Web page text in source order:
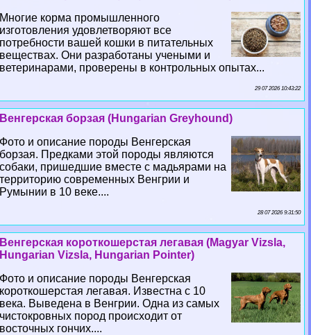
Многие корма промышленного
изготовления удовлетворяют все
потребности вашей кошки в питательных
веществах. Они разработаны учеными и
ветеринарами, проверены в контрольных опытах...
29 07 2026 10:43:22
Венгерская борзая (Hungarian Greyhound)
Фото и описание породы Венгерская
борзая. Предками этой породы являются
собаки, пришедшие вместе с мадьярами на
территорию современных Венгрии и
Румынии в 10 веке....
28 07 2026 9:31:50
Венгерская короткошерстая легавая (Magyar Vizsla,
Hungarian Vizsla, Hungarian Pointer)
Фото и описание породы Венгерская
короткошерстая легавая. Известна с 10
века. Выведена в Венгрии. Одна из самых
чистокровных пород происходит от
восточных гончих....